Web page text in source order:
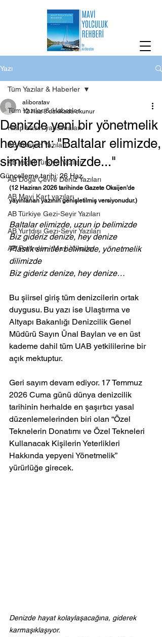
Yazı
Tüm Yazılar & Haberler
Kitap basın yansımaları
AB Oksijen Yazıları
AB Yacht Türkiye Yazıları
AB Doğa Çevre Deniz Yazıları
AB Mavi Kart yazıları
AB Türkiye Gezi-Seyir Yazıları
AB Yurtdışı Gezi-Seyir Yazıları
AB Portreler - Mavi Yolcular
Tüm Yazılar & Haberler
Denizde yeni bir yönetmelik
heyecanı: "Baltalar elimizde,
simitler belimizde..."
aliboratav
12 Haz 8 dakikada okunur
Güncelleme tarihi: 26 Haz
(12 Haziran 2026 tarihinde Gazete Oksijen'de
yayınlanan yazının genişletilmiş versiyonudur.)
Baltalar elimizde, uzun ip belimizde
Biz gideriz denize, hey denize
Plastik simitler belimizde, yönetmelik
dilimizde
Biz gideriz denize, hey denize…
Bu şiirsel giriş tüm denizcilerin ortak
duygusu. Bu yazı ise Ulaştırma ve
Altyapı Bakanlığı Denizcilik Genel
Müdürü Sayın Ünal Baylan ve en üst
kademe dahil tüm UAB yetkililerine bir
açık mektuptur.
Geri sayım devam ediyor. 17 Temmuz
2026 Cuma günü dünya denizcilik
tarihinin herhalde en şaşırtıcı yasal
düzenlemelerinden biri olan “Özel
Teknelerin Donatımı ve Özel Tekneleri
Kullanacak Kişilerin Yeterlikleri
Hakkında yepyeni Yönetmelik”
yürürlüğe girecek.
Denizde hayat kolaylaşacağına, giderek
karmaşıklaşıyor.